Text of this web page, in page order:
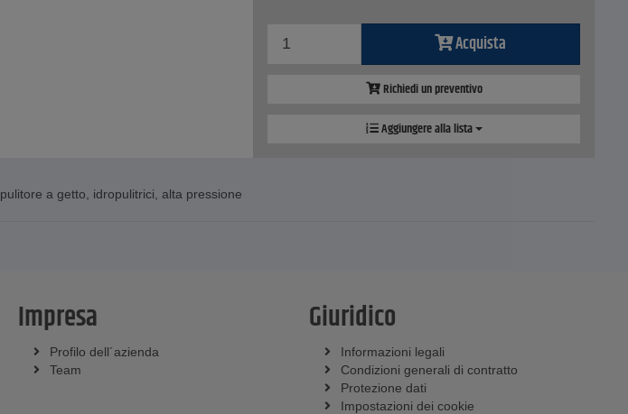
Acquista
Richiedi un preventivo
Aggiungere alla lista
pulitore a getto idropulitrici alta pressione
Impresa
Profilo dell´azienda
Team
Giuridico
Informazioni legali
Condizioni generali di contratto
Protezione dati
Impostazioni dei cookie